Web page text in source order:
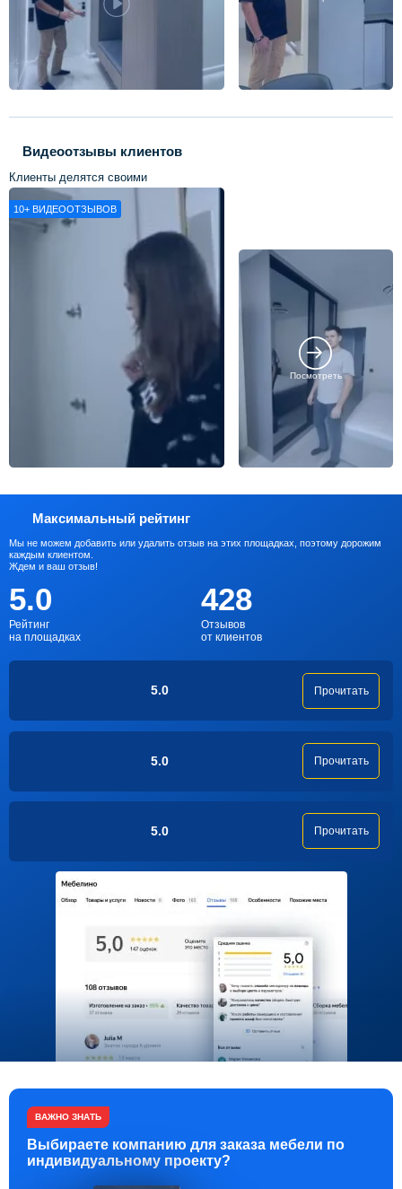
Видеоотзывы клиентов
Клиенты делятся своими
впечатлениями о нашей работе
10+ ВИДЕООТЗЫВОВ
Посмотреть
Максимальный рейтинг
Мы не можем добавить или удалить отзыв на этих площадках, поэтому дорожим
каждым клиентом.
Ждем и ваш отзыв!
5.0
Рейтинг
на площадках
428
Отзывов
от клиентов
5.0 Прочитать
5.0 Прочитать
5.0 Прочитать
ВАЖНО ЗНАТЬ
Выбираете компанию для заказа мебели по
индивидуальному проекту?